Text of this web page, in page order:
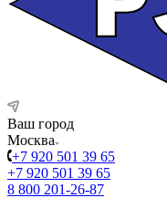
Ваш город
Москва
+7 920 501 39 65
+7 920 501 39 65
8 800 201-26-87